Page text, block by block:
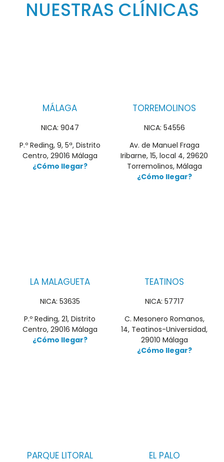
NUESTRAS CLÍNICAS
MÁLAGA
NICA: 9047
P.º Reding, 9, 5ª, Distrito
Centro, 29016 Málaga
¿Cómo llegar?
TORREMOLINOS
NICA: 54556
Av. de Manuel Fraga
Iribarne, 15, local 4, 29620
Torremolinos, Málaga
¿Cómo llegar?
LA MALAGUETA
NICA: 53635
P.º Reding, 21, Distrito
Centro, 29016 Málaga
¿Cómo llegar?
TEATINOS
NICA: 57717
C. Mesonero Romanos,
14, Teatinos-Universidad,
29010 Málaga
¿Cómo llegar?
PARQUE LITORAL EL PALO